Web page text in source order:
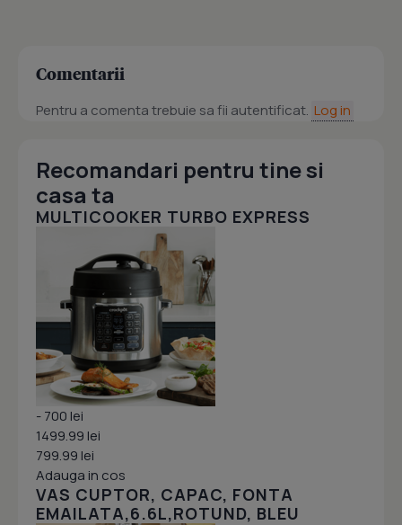
Comentarii
Pentru a comenta trebuie sa fii autentificat. Log in
Recomandari pentru tine si
casa ta
MULTICOOKER TURBO EXPRESS
- 700 lei
1499.99 lei
799.99 lei
Adauga in cos
VAS CUPTOR, CAPAC, FONTA
EMAILATA,6.6L,ROTUND, BLEU